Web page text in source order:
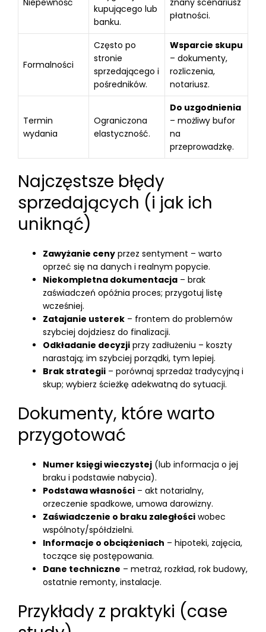
kupującego lub
banku.
płatności.
Formalności
Często po
stronie
sprzedającego i
pośredników.
Wsparcie skupu
– dokumenty,
rozliczenia,
notariusz.
Termin
wydania
Ograniczona
elastyczność.
Do uzgodnienia
– możliwy bufor
na
przeprowadzkę.
Najczęstsze błędy
sprzedających (i jak ich
uniknąć)
Zawyżanie ceny przez sentyment – warto
oprzeć się na danych i realnym popycie.
Niekompletna dokumentacja – brak
zaświadczeń opóźnia proces; przygotuj listę
wcześniej.
Zatajanie usterek – frontem do problemów
szybciej dojdziesz do finalizacji.
Odkładanie decyzji przy zadłużeniu – koszty
narastają; im szybciej porządki, tym lepiej.
Brak strategii – porównaj sprzedaż tradycyjną i
skup; wybierz ścieżkę adekwatną do sytuacji.
Dokumenty, które warto
przygotować
Numer księgi wieczystej (lub informacja o jej
braku i podstawie nabycia).
Podstawa własności – akt notarialny,
orzeczenie spadkowe, umowa darowizny.
Zaświadczenie o braku zaległości wobec
wspólnoty/spółdzielni.
Informacje o obciążeniach – hipoteki, zajęcia,
toczące się postępowania.
Dane techniczne – metraż, rozkład, rok budowy,
ostatnie remonty, instalacje.
Przykłady z praktyki (case